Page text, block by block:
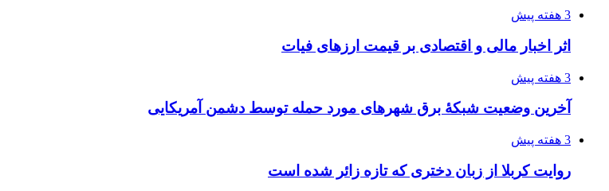
3 هفته پیش
اثر اخبار مالی و اقتصادی بر قیمت ارزهای فیات
3 هفته پیش
آخرین وضعیت شبکۀ برق شهرهای مورد حمله توسط دشمن آمریکایی
3 هفته پیش
روایت کربلا از زبان دختری که تازه زائر شده است